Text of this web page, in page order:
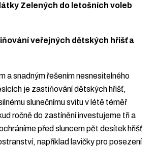
Zelených do letošních voleb
veřejných dětských hřišť a
a snadným řešením nesnesitelného
je zastiňování dětských hřišť,
slunečnímu svitu v létě téměř
ročně do zastínění investujeme tři a
před sluncem pět desítek hřišť
například lavičky pro posezení